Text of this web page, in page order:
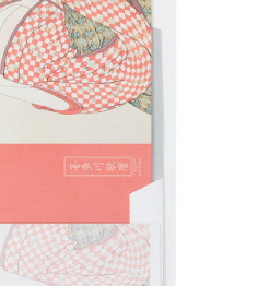
ーシリーズ
するときに薄い印刷の封筒か